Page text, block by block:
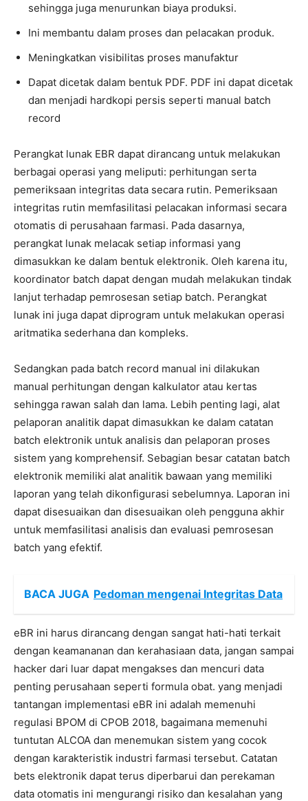
sehingga juga menurunkan biaya produksi.
Ini membantu dalam proses dan pelacakan produk.
Meningkatkan visibilitas proses manufaktur
Dapat dicetak dalam bentuk PDF. PDF ini dapat dicetak
dan menjadi hardkopi persis seperti manual batch
record
Perangkat lunak EBR dapat dirancang untuk melakukan
berbagai operasi yang meliputi: perhitungan serta
pemeriksaan integritas data secara rutin. Pemeriksaan
integritas rutin memfasilitasi pelacakan informasi secara
otomatis di perusahaan farmasi. Pada dasarnya,
perangkat lunak melacak setiap informasi yang
dimasukkan ke dalam bentuk elektronik. Oleh karena itu,
koordinator batch dapat dengan mudah melakukan tindak
lanjut terhadap pemrosesan setiap batch. Perangkat
lunak ini juga dapat diprogram untuk melakukan operasi
aritmatika sederhana dan kompleks.
Sedangkan pada batch record manual ini dilakukan
manual perhitungan dengan kalkulator atau kertas
sehingga rawan salah dan lama. Lebih penting lagi, alat
pelaporan analitik dapat dimasukkan ke dalam catatan
batch elektronik untuk analisis dan pelaporan proses
sistem yang komprehensif. Sebagian besar catatan batch
elektronik memiliki alat analitik bawaan yang memiliki
laporan yang telah dikonfigurasi sebelumnya. Laporan ini
dapat disesuaikan dan disesuaikan oleh pengguna akhir
untuk memfasilitasi analisis dan evaluasi pemrosesan
batch yang efektif.
BACA JUGA Pedoman mengenai Integritas Data
eBR ini harus dirancang dengan sangat hati-hati terkait
dengan keamananan dan kerahasiaan data, jangan sampai
hacker dari luar dapat mengakses dan mencuri data
penting perusahaan seperti formula obat. yang menjadi
tantangan implementasi eBR ini adalah memenuhi
regulasi BPOM di CPOB 2018, bagaimana memenuhi
tuntutan ALCOA dan menemukan sistem yang cocok
dengan karakteristik industri farmasi tersebut. Catatan
bets elektronik dapat terus diperbarui dan perekaman
data otomatis ini mengurangi risiko dan kesalahan yang